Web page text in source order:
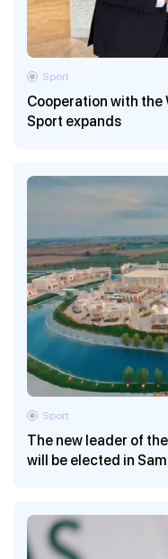
Cooperation with the
Sport expands
Sport
The new leader of
will be elected in
Sport